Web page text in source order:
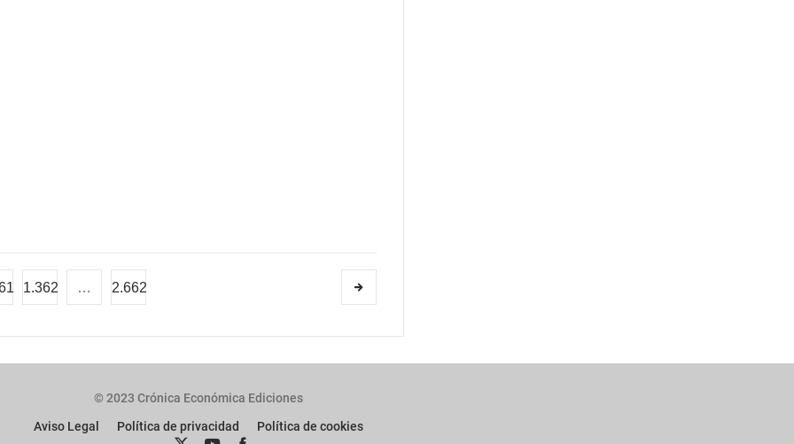
1.362 … 2.662
© 2023 Crónica Económica Ediciones
Aviso Legal
Política de privacidad Política de cookies